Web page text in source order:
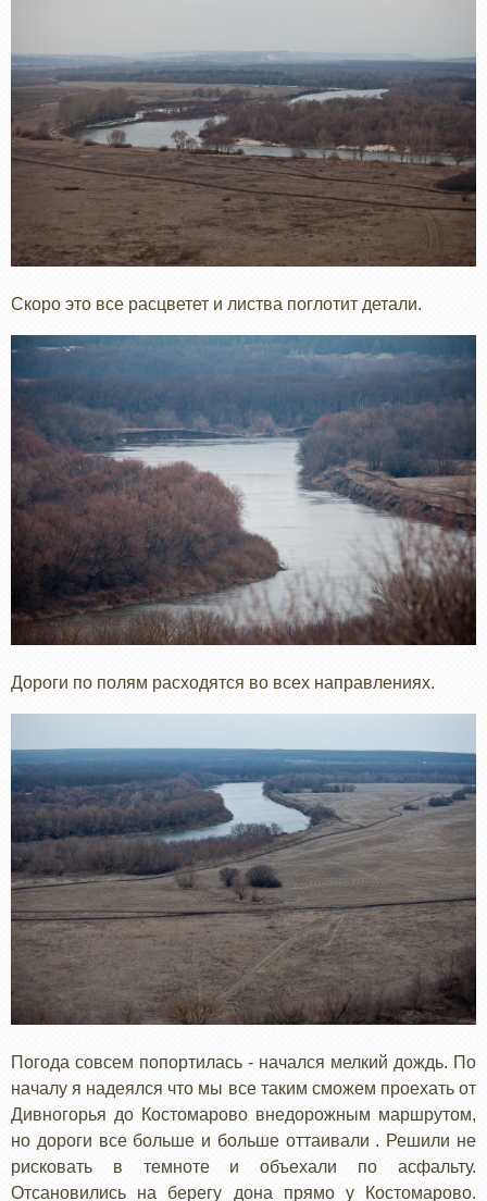
Скоро это все расцветет и листва поглотит детали.
Дороги по полям расходятся во всех направлениях.
Погода совсем попортилась - начался мелкий дождь. По
началу я надеялся что мы все таким сможем проехать от
Дивногорья до Костомарово внедорожным маршрутом,
но дороги все больше и больше оттаивали . Решили не
рисковать в темноте и объехали по асфальту.
Отсановились на берегу дона прямо у Костомарово.